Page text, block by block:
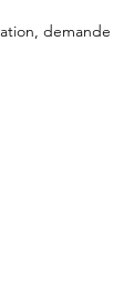
demande
sur